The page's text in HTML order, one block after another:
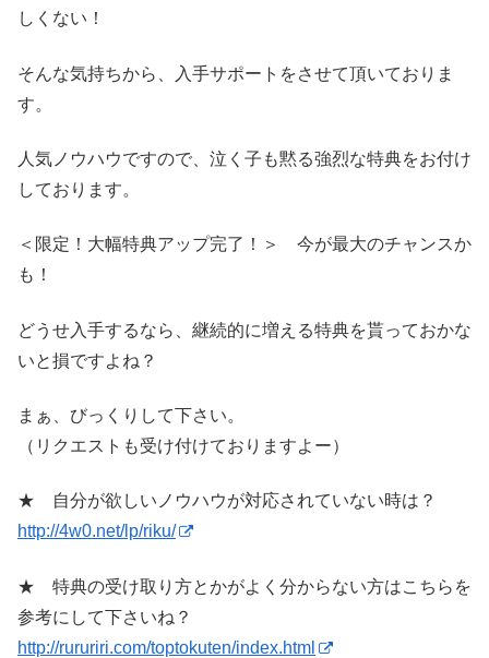
しくない！
そんな気持ちから、入手サポートをさせて頂いておりま
す。
人気ノウハウですので、泣く子も黙る強烈な特典をお付け
しております。
＜限定！大幅特典アップ完了！＞ 今が最大のチャンスか
も！
どうせ入手するなら、継続的に増える特典を貰っておかな
いと損ですよね？
まぁ、びっくりして下さい。
（リクエストも受け付けておりますよー）
★ 自分が欲しいノウハウが対応されていない時は？
http://4w0.net/lp/riku/
★ 特典の受け取り方とかがよく分からない方はこちらを
参考にして下さいね？
http://rururiri.com/toptokuten/index.html